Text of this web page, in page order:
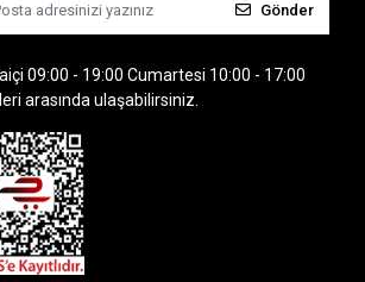
Gönder
09:00 - 19:00 Cumartesi 10:00 - 17:00
arasında ulaşabilirsiniz.